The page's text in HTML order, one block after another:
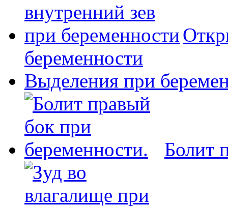
беременности
Выделения при
Болит